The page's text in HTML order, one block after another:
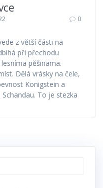
0
z větší části na
při přechodu
pěšinama.
Dělá vrásky na čele,
Konigstein a
To je stezka